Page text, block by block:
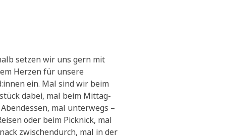
setzen wir uns gern mit
Herzen für unsere
ein. Mal sind wir beim
dabei, mal beim Mittag-
mal unterwegs –
oder beim Picknick, mal
zwischendurch, mal in der